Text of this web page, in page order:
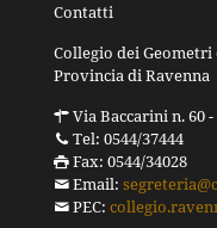
Contatti
Collegio dei
Provincia di Ravenna
Via Baccarini n. 60
Tel: 0544/37444
Fax: 0544/34028
Email:
PEC: